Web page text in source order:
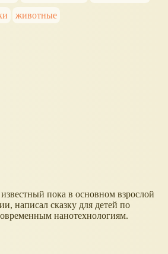
животные
пока в основном взрослой
написал сказку для детей по
нанотехнологиям.